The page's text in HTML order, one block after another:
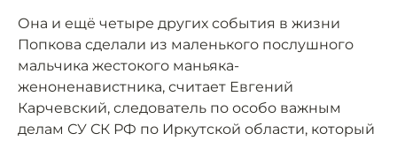
Она и ещё четыре других события в жизни
Попкова сделали из маленького послушного
мальчика жестокого маньяка-
женоненавистника, считает Евгений
Карчевский, следователь по особо важным
делам СУ СК РФ по Иркутской области, который